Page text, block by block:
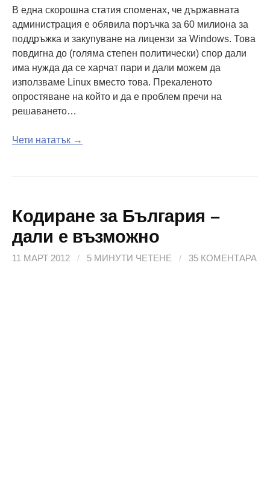
В една скорошна статия споменах, че държавната
администрация е обявила поръчка за 60 милиона за
поддръжка и закупуване на лицензи за Windows. Това
повдигна до (голяма степен политически) спор дали
има нужда да се харчат пари и дали можем да
използваме Linux вместо това. Прекаленото
опростяване на който и да е проблем пречи на
решаването…
Чети нататък →
Кодиране за България –
дали е възможно
11 МАРТ 2012 / 5 МИНУТИ ЧЕТЕНЕ / 35 КОМЕНТАРА